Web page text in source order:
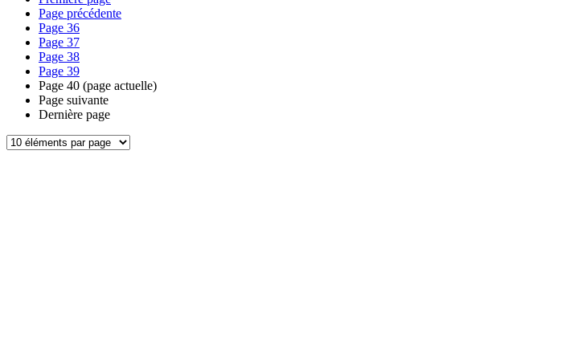
Page précédente
Page 36
Page 37
Page 38
Page 39
Page 40 (page actuelle)
Page suivante
Dernière page